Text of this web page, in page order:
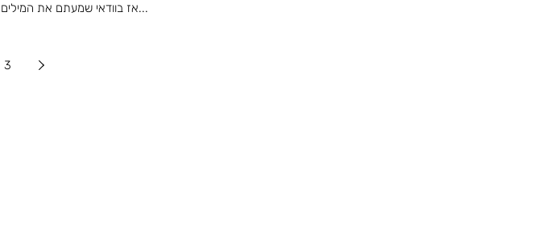
אז בוודאי שמעתם את המילים...
3